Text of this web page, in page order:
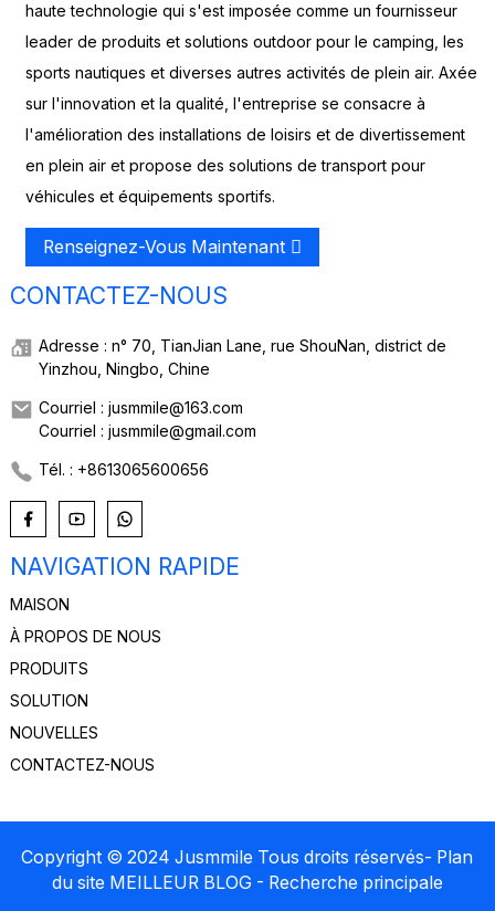
haute technologie qui s'est imposée comme un fournisseur
leader de produits et solutions outdoor pour le camping, les
sports nautiques et diverses autres activités de plein air. Axée
sur l'innovation et la qualité, l'entreprise se consacre à
l'amélioration des installations de loisirs et de divertissement
en plein air et propose des solutions de transport pour
véhicules et équipements sportifs.
Renseignez-Vous Maintenant
CONTACTEZ-NOUS
Adresse : n° 70, TianJian Lane, rue ShouNan, district de
Yinzhou, Ningbo, Chine
Courriel : jusmmile@163.com
Courriel : jusmmile@gmail.com
Tél. : +8613065600656
NAVIGATION RAPIDE
MAISON
À PROPOS DE NOUS
PRODUITS
SOLUTION
NOUVELLES
CONTACTEZ-NOUS
Copyright © 2024 Jusmmile Tous droits réservés- Plan
du site MEILLEUR BLOG - Recherche principale